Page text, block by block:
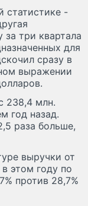
статистике -
три квартала
для
сразу в
выражении
238,4 млн.
год назад.
раза больше,
выручки от
этом году по
против 28,7%